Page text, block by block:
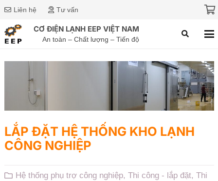
Liên hệ Tư vấn
CƠ ĐIỆN LẠNH EEP VIỆT NAM
An toàn – Chất lượng – Tiến độ
LẮP ĐẶT HỆ THỐNG KHO LẠNH
CÔNG NGHIỆP
Hệ thống phụ trợ công nghiệp,Thi công - lắp đặt,Thi